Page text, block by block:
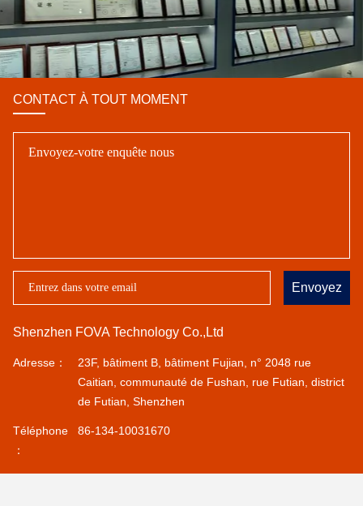
CONTACT À TOUT MOMENT
Envoyez
Shenzhen FOVA Technology Co.,Ltd
Adresse：
23F, bâtiment B, bâtiment Fujian, n° 2048 rue
Caitian, communauté de Fushan, rue Futian, district
de Futian, Shenzhen
Téléphone
：
86-134-10031670